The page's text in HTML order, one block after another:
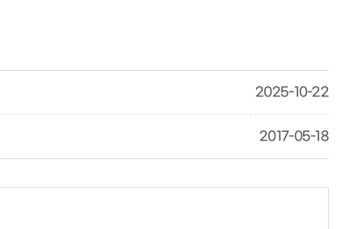
2025-10-22
2017-05-18